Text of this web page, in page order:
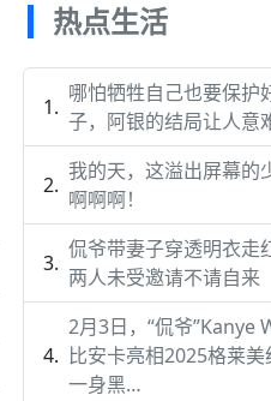
热点生活
哪怕牺牲自己也要保护
子，阿银的结局让人意
我的天，这溢出屏幕的
啊啊啊！
侃爷带妻子穿透明衣走
两人未受邀请不请自来
2月3日，“侃爷”Kanye
比安卡亮相2025格莱
一身黑…